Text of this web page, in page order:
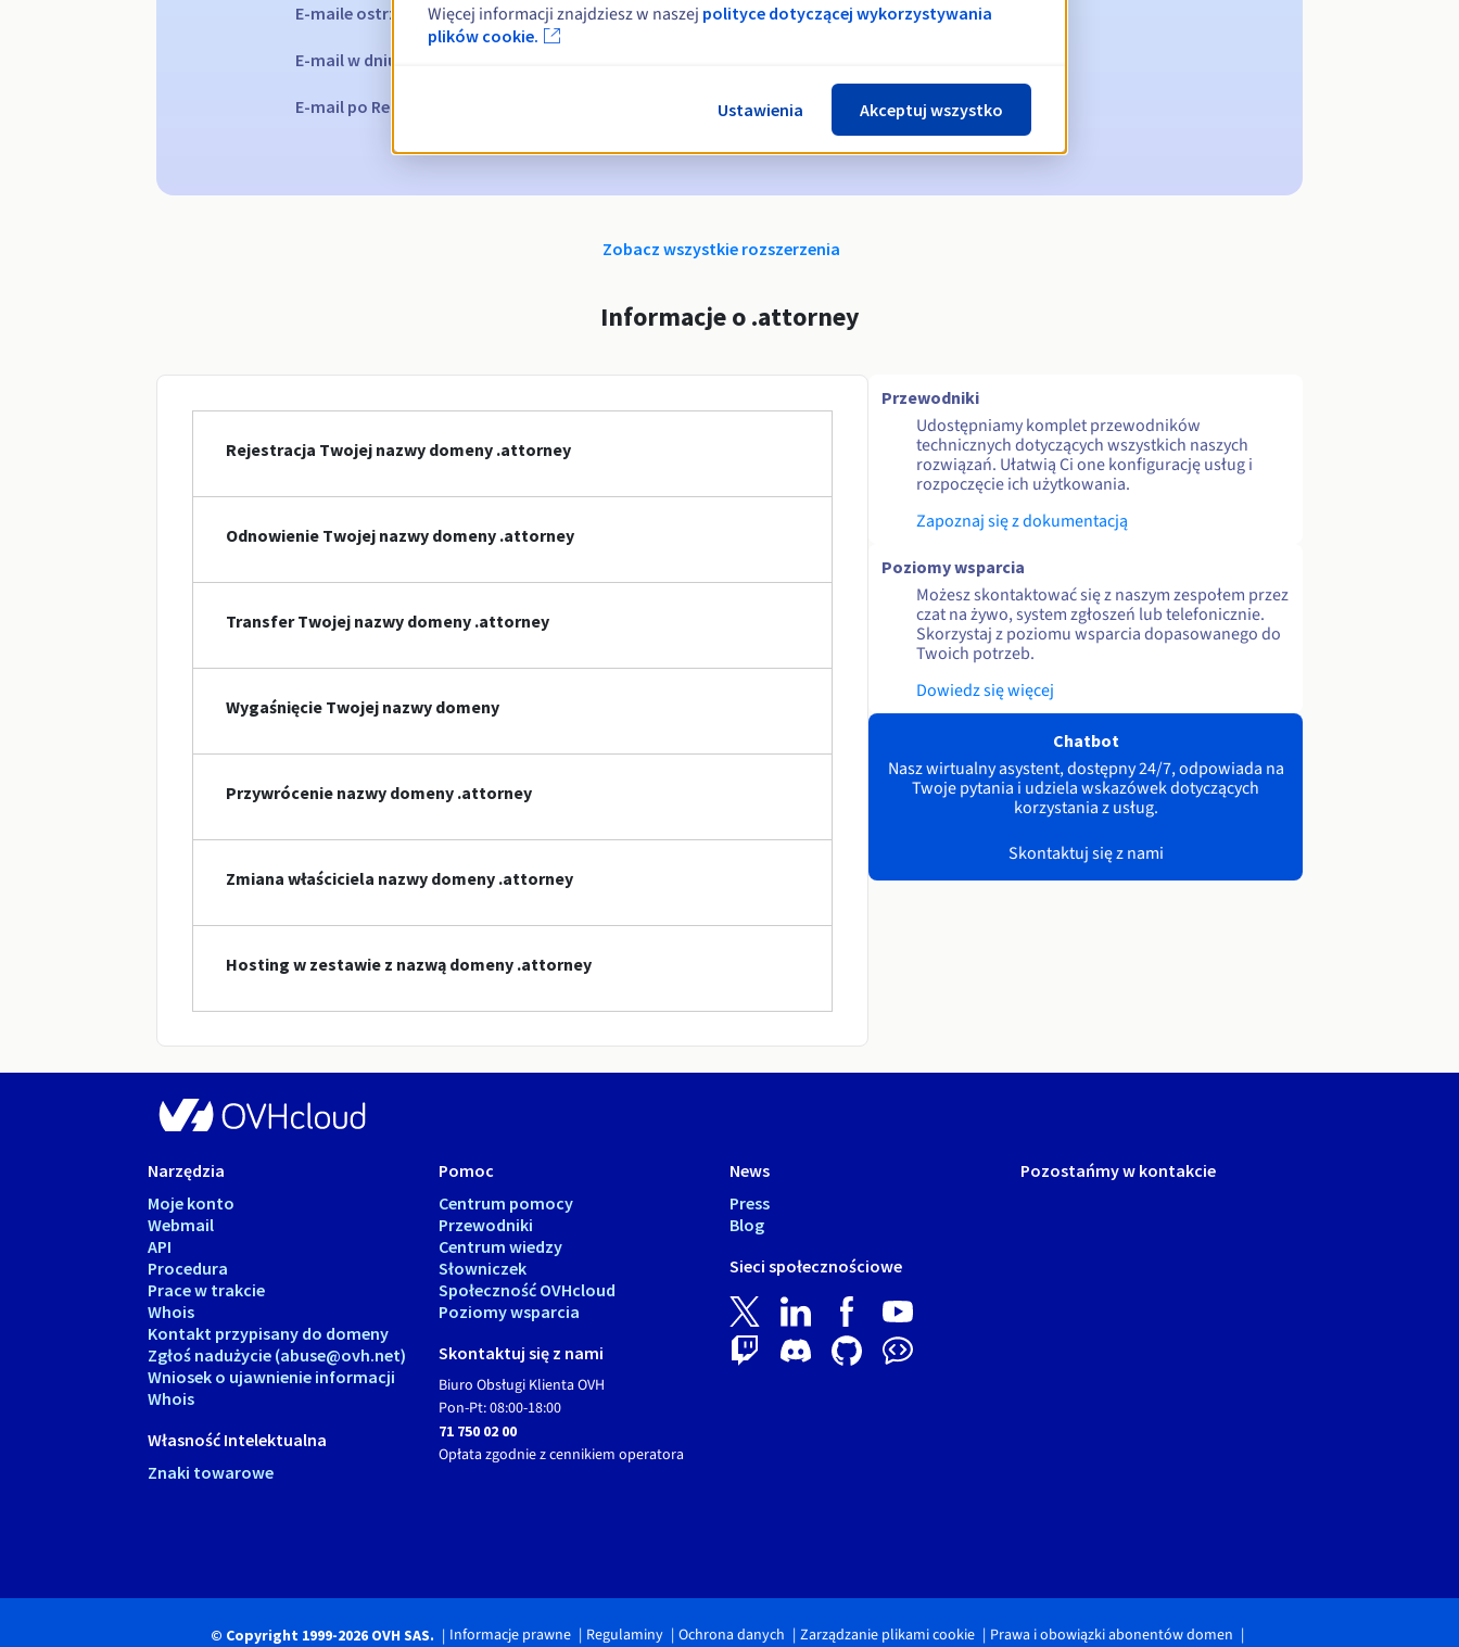
E-maile ostrzegawcze:60, 30, 15, 7 i 3 dni przed datą wygaśnięcia
E-mail w dniu wygaśnięcia
E-mail po Redemption Grace Period powiadamiający o usunięciu nazwy domeny
Zobacz wszystkie rozszerzenia
Informacje o .attorney
Rejestracja Twojej nazwy domeny .attorney
Odnowienie Twojej nazwy domeny .attorney
Transfer Twojej nazwy domeny .attorney
Wygaśnięcie Twojej nazwy domeny
Przywrócenie nazwy domeny .attorney
Zmiana właściciela nazwy domeny .attorney
Hosting w zestawie z nazwą domeny .attorney
Przewodniki
Udostępniamy komplet przewodników
technicznych dotyczących wszystkich naszych
rozwiązań. Ułatwią Ci one konfigurację usług i
rozpoczęcie ich użytkowania.
Zapoznaj się z dokumentacją
Poziomy wsparcia
Możesz skontaktować się z naszym zespołem przez
czat na żywo, system zgłoszeń lub telefonicznie.
Skorzystaj z poziomu wsparcia dopasowanego do
Twoich potrzeb.
Dowiedz się więcej
Chatbot
Nasz wirtualny asystent, dostępny 24/7, odpowiada na
Twoje pytania i udziela wskazówek dotyczących
korzystania z usług.
Skontaktuj się z nami
Narzędzia
Moje konto
Webmail
API
Procedura
Prace w trakcie
Whois
Kontakt przypisany do domeny
Zgłoś nadużycie (abuse@ovh.net)
Wniosek o ujawnienie informacji
Whois
Własność Intelektualna
Znaki towarowe
Pomoc
Centrum pomocy
Przewodniki
Centrum wiedzy
Słowniczek
Społeczność OVHcloud
Poziomy wsparcia
Skontaktuj się z nami
Biuro Obsługi Klienta OVH
Pon-Pt: 08:00-18:00
71 750 02 00
Opłata zgodnie z cennikiem operatora
News
Press
Blog
Sieci społecznościowe
Pozostańmy w kontakcie
© Copyright 1999-2026 OVH SAS. Informacje prawne Regulaminy Ochrona danych Zarządzanie plikami cookie Prawa i obowiązki abonentów domen
Więcej informacji znajdziesz w naszej polityce dotyczącej wykorzystywania
plików cookie.
Ustawienia Akceptuj wszystko